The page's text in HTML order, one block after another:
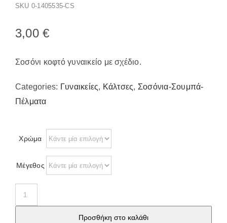
Ρούχα
Χριστουγεννιάτικα
SKU 0-1405535-CS
3,00€
Σοσόνι κοφτό γυναικείο με σχέδιο.
Categories: Γυναικείες, Κάλτσες, Σοσόνια-Σουμπά-
Πέλματα
Χρώμα
Μέγεθος
Σοσόνι
κοφτό
Προσθήκη στο καλάθι